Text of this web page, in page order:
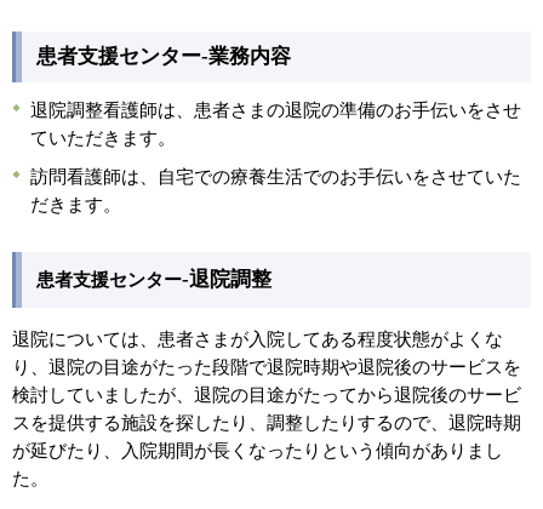
患者支援センター-業務内容
退院調整看護師は、患者さまの退院の準備のお手伝いをさせ
ていただきます。
訪問看護師は、自宅での療養生活でのお手伝いをさせていた
だきます。
患者支援センター-退院調整
退院については、患者さまが入院してある程度状態がよくな
り、退院の目途がたった段階で退院時期や退院後のサービスを
検討していましたが、退院の目途がたってから退院後のサービ
スを提供する施設を探したり、調整したりするので、退院時期
が延びたり、入院期間が長くなったりという傾向がありまし
た。